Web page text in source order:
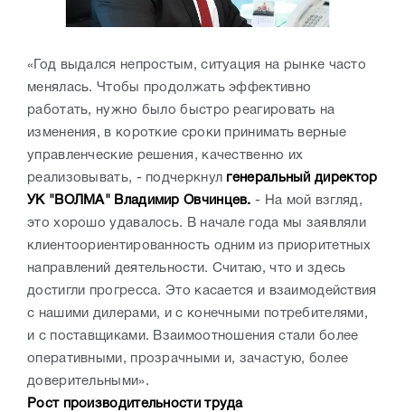
«Год выдался непростым, ситуация на рынке часто
менялась. Чтобы продолжать эффективно
работать, нужно было быстро реагировать на
изменения, в короткие сроки принимать верные
управленческие решения, качественно их
реализовывать, - подчеркнул генеральный директор
УК "ВОЛМА" Владимир Овчинцев. - На мой взгляд,
это хорошо удавалось. В начале года мы заявляли
клиентоориентированность одним из приоритетных
направлений деятельности. Считаю, что и здесь
достигли прогресса. Это касается и взаимодействия
с нашими дилерами, и с конечными потребителями,
и с поставщиками. Взаимоотношения стали более
оперативными, прозрачными и, зачастую, более
доверительными».
Рост производительности труда